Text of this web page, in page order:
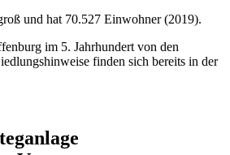
und hat 70.527 Einwohner (2019).
im 5. Jahrhundert von den
finden sich bereits in der